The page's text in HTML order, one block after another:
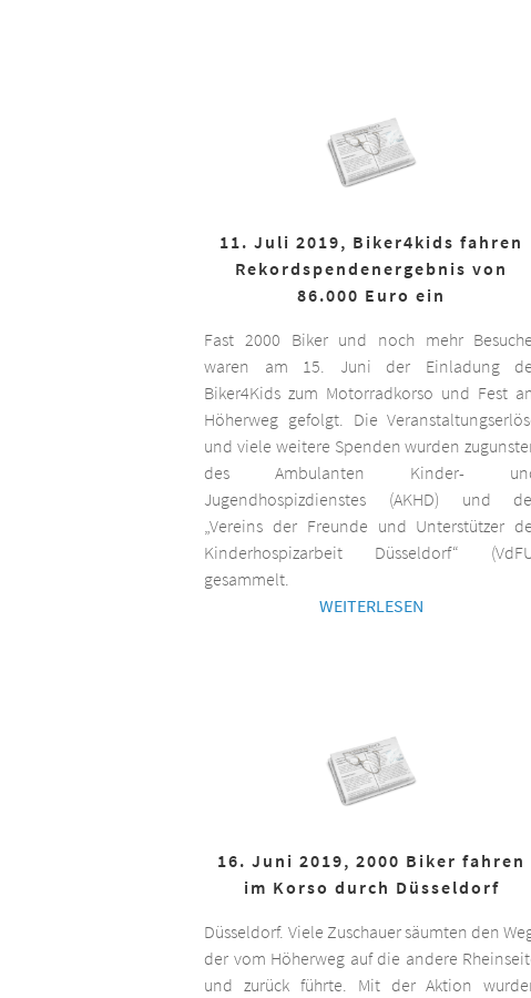
11. Juli 2019, Biker4kids fahren
Rekordspendenergebnis von
86.000 Euro ein
Fast 2000 Biker und noch mehr
waren am 15. Juni der Einladung
Biker4Kids zum Motorradkorso und Fest
Höherweg gefolgt. Die
und viele weitere Spenden wurden
des Ambulanten Kinder-
Jugendhospizdienstes (AKHD) und
„Vereins der Freunde und Unterstützer
Kinderhospizarbeit Düsseldorf“
gesammelt.
WEITERLESEN
16. Juni 2019, 2000 Biker fahren
im Korso durch Düsseldorf
Düsseldorf. Viele Zuschauer säumten den
der vom Höherweg auf die andere
und zurück führte. Mit der Aktion